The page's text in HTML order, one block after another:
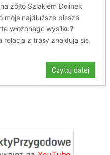
żółto Szlakiem Dolinek
moje najdłuższe piesze
włożonego wysiłku?
relacja z trasy znajdują się
Czytaj dalej